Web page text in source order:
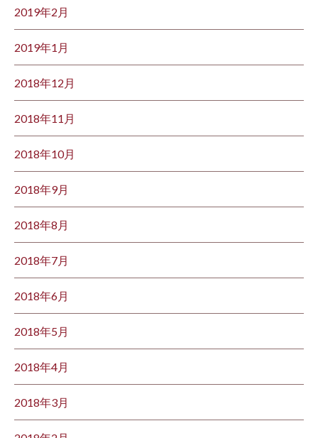
2019年2月
2019年1月
2018年12月
2018年11月
2018年10月
2018年9月
2018年8月
2018年7月
2018年6月
2018年5月
2018年4月
2018年3月